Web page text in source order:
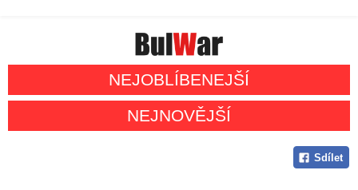
NEJOBLÍBENEJŠÍ
NEJNOVĚJŠÍ
Sdílet